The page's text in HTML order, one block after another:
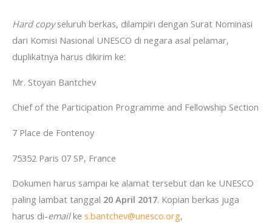
Hard copyseluruh berkas, dilampiri dengan Surat Nominasi
dari Komisi Nasional UNESCO di negara asal pelamar,
duplikatnya harus dikirim ke:
Mr. Stoyan Bantchev
Chief of the Participation Programme and Fellowship Section
7 Place de Fontenoy
75352 Paris 07 SP, France
Dokumen harus sampai ke alamat tersebut dan ke UNESCO
paling lambat tanggal 20 April 2017. Kopian berkas juga
harus di-emailke s.bantchev@unesco.org,
Berlangganan
negeri langsung dari emailmu? Isi nama dan email di